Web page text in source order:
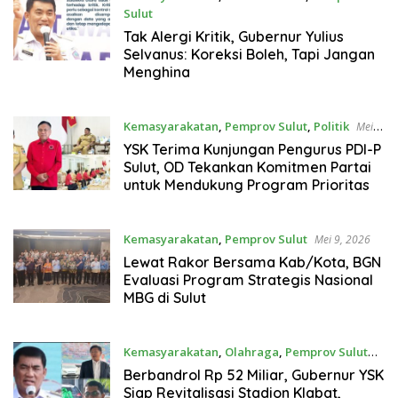
Sulut
Mei 13, 2026
Tak Alergi Kritik, Gubernur Yulius
Selvanus: Koreksi Boleh, Tapi Jangan
Menghina
Kemasyarakatan, Pemprov Sulut, Politik Mei
11, 2026
YSK Terima Kunjungan Pengurus PDI-P
Sulut, OD Tekankan Komitmen Partai
untuk Mendukung Program Prioritas
Kemasyarakatan, Pemprov Sulut Mei 9, 2026
Lewat Rakor Bersama Kab/Kota, BGN
Evaluasi Program Strategis Nasional
MBG di Sulut
Kemasyarakatan, Olahraga, Pemprov Sulut
April 23, 2026
Berbandrol Rp 52 Miliar, Gubernur YSK
Siap Revitalisasi Stadion Klabat,